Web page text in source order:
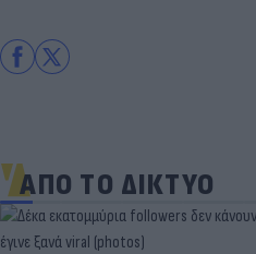
ΑΠΟ ΤΟ ΔΙΚΤΥΟ